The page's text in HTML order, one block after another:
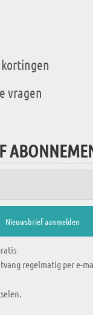
vragen
regelmatig per e-